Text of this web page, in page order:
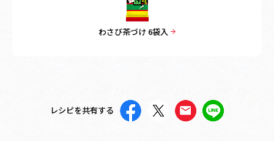
わさび茶づけ 6袋入
レシピを共有する